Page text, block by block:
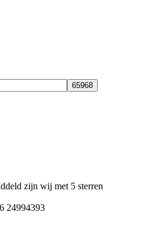
zijn wij met 5 sterren
24994393